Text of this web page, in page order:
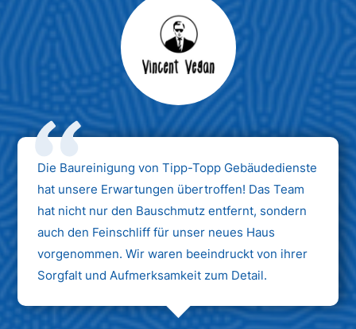
Max Mustermann
Unternehmen AG
Die Baureinigung von Tipp-Topp Gebäudedienste
hat unsere Erwartungen übertroffen! Das Team
hat nicht nur den Bauschmutz entfernt, sondern
auch den Feinschliff für unser neues Haus
vorgenommen. Wir waren beeindruckt von ihrer
Sorgfalt und Aufmerksamkeit zum Detail.